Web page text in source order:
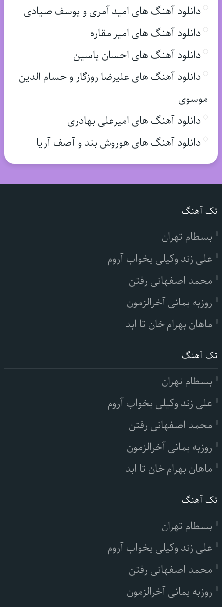
دانلود آهنگ های امید آمری و یوسف صیادی
دانلود آهنگ های امیر مقاره
دانلود آهنگ های احسان یاسین
دانلود آهنگ های علیرضا روزگار و حسام الدین
موسوی
دانلود آهنگ های امیرعلی بهادری
دانلود آهنگ های هوروش بند و آصف آریا
تک آهنگ
بسطام تهران
علی زند وکیلی بخواب آروم
محمد اصفهانی رفتن
روزبه بمانی آخرالزمون
ماهان بهرام خان تا ابد
تک آهنگ
بسطام تهران
علی زند وکیلی بخواب آروم
محمد اصفهانی رفتن
روزبه بمانی آخرالزمون
ماهان بهرام خان تا ابد
تک آهنگ
بسطام تهران
علی زند وکیلی بخواب آروم
محمد اصفهانی رفتن
روزبه بمانی آخرالزمون